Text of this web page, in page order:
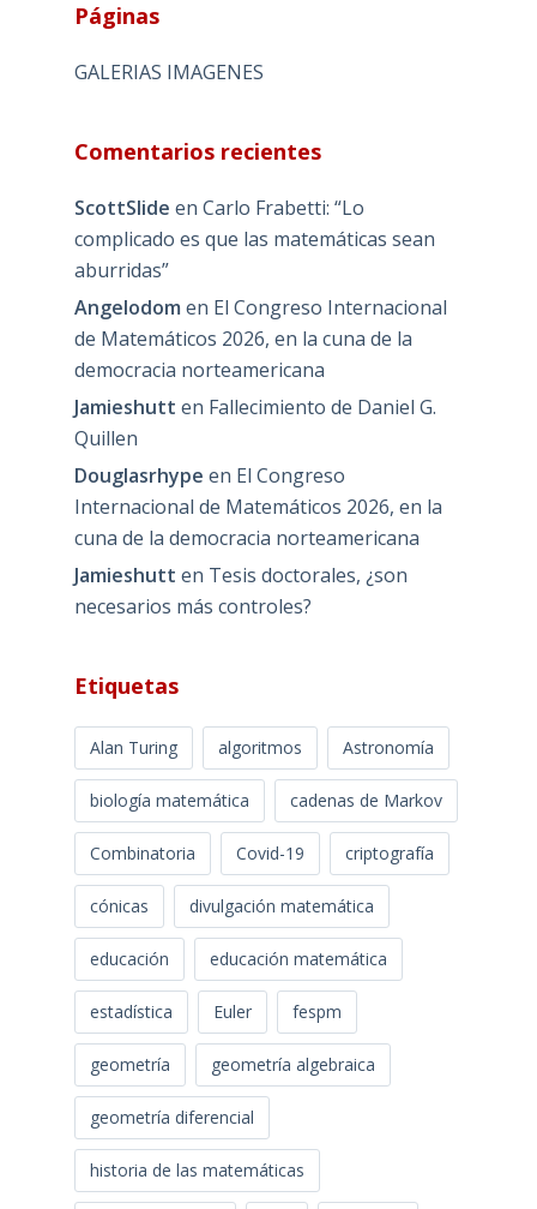
Páginas
GALERIAS IMAGENES
Comentarios recientes
ScottSlide en Carlo Frabetti: “Lo
complicado es que las matemáticas sean
aburridas”
Angelodom en El Congreso Internacional
de Matemáticos 2026, en la cuna de la
democracia norteamericana
Jamieshutt en Fallecimiento de Daniel G.
Quillen
Douglasrhype en El Congreso
Internacional de Matemáticos 2026, en la
cuna de la democracia norteamericana
Jamieshutt en Tesis doctorales, ¿son
necesarios más controles?
Etiquetas
Alan Turing algoritmos Astronomía
biología matemática cadenas de Markov
Combinatoria Covid-19 criptografía
cónicas divulgación matemática
educación educación matemática
estadística Euler fespm
geometría geometría algebraica
geometría diferencial
historia de las matemáticas